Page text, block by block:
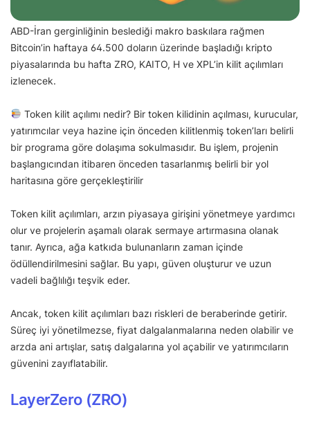
ABD-İran gerginliğinin beslediği makro baskılara rağmen
Bitcoin’in haftaya 64.500 doların üzerinde başladığı kripto
piyasalarında bu hafta ZRO, KAITO, H ve XPL’in kilit açılımları
izlenecek.
Token kilit açılımı nedir? Bir token kilidinin açılması, kurucular,
yatırımcılar veya hazine için önceden kilitlenmiş token’ları belirli
bir programa göre dolaşıma sokulmasıdır. Bu işlem, projenin
başlangıcından itibaren önceden tasarlanmış belirli bir yol
haritasına göre gerçekleştirilir
Token kilit açılımları, arzın piyasaya girişini yönetmeye yardımcı
olur ve projelerin aşamalı olarak sermaye artırmasına olanak
tanır. Ayrıca, ağa katkıda bulunanların zaman içinde
ödüllendirilmesini sağlar. Bu yapı, güven oluşturur ve uzun
vadeli bağlılığı teşvik eder.
Ancak, token kilit açılımları bazı riskleri de beraberinde getirir.
Süreç iyi yönetilmezse, fiyat dalgalanmalarına neden olabilir ve
arzda ani artışlar, satış dalgalarına yol açabilir ve yatırımcıların
güvenini zayıflatabilir.
LayerZero (ZRO)